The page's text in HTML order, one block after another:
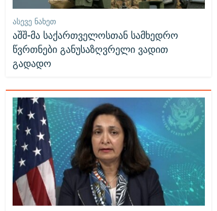
ᲐᲡᲔᲕᲔ ᲜᲐᲮᲔᲗ
აშშ-მა საქართველოსთან სამხედრო
წვრთნები განუსაზღვრელი ვადით
გადადო